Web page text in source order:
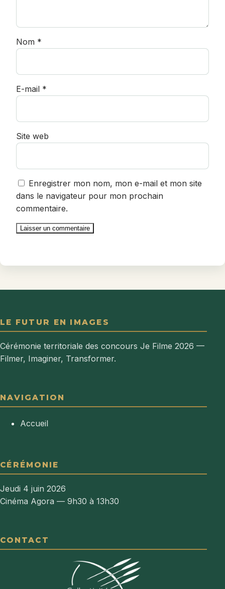
Nom *
E-mail *
Site web
Enregistrer mon nom, mon e-mail et mon site
dans le navigateur pour mon prochain
commentaire.
LE FUTUR EN IMAGES
Cérémonie territoriale des concours Je Filme 2026 —
Filmer, Imaginer, Transformer.
NAVIGATION
Accueil
CÉRÉMONIE
Jeudi 4 juin 2026
Cinéma Agora — 9h30 à 13h30
CONTACT